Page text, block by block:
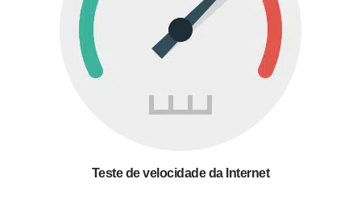
Teste de velocidade da Internet